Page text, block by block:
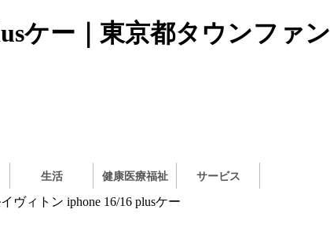
ケー｜東京都タウンファン
生活 健康医療福祉 サービス
ヴィトン iphone 16/16 plusケー